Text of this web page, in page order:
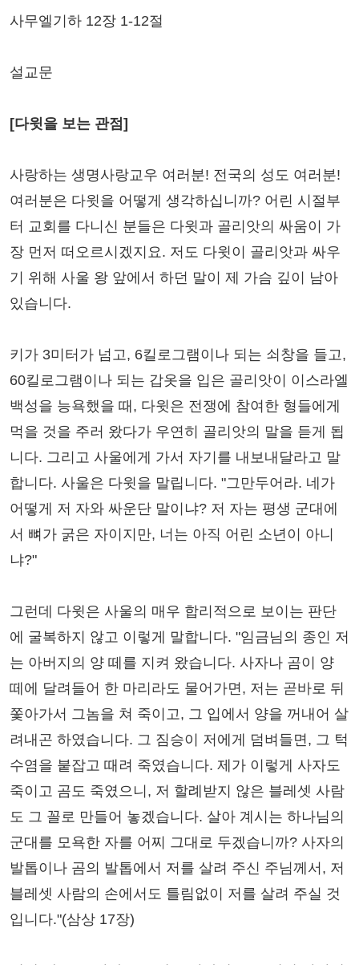
사무엘기하 12장 1-12절
설교문
[다윗을 보는 관점]
사랑하는 생명사랑교우 여러분! 전국의 성도 여러분!
여러분은 다윗을 어떻게 생각하십니까? 어린 시절부
터 교회를 다니신 분들은 다윗과 골리앗의 싸움이 가
장 먼저 떠오르시겠지요. 저도 다윗이 골리앗과 싸우
기 위해 사울 왕 앞에서 하던 말이 제 가슴 깊이 남아
있습니다.
키가 3미터가 넘고, 6킬로그램이나 되는 쇠창을 들고,
60킬로그램이나 되는 갑옷을 입은 골리앗이 이스라엘
백성을 능욕했을 때, 다윗은 전쟁에 참여한 형들에게
먹을 것을 주러 왔다가 우연히 골리앗의 말을 듣게 됩
니다. 그리고 사울에게 가서 자기를 내보내달라고 말
합니다. 사울은 다윗을 말립니다. "그만두어라. 네가
어떻게 저 자와 싸운단 말이냐? 저 자는 평생 군대에
서 뼈가 굵은 자이지만, 너는 아직 어린 소년이 아니
냐?"
그런데 다윗은 사울의 매우 합리적으로 보이는 판단
에 굴복하지 않고 이렇게 말합니다. "임금님의 종인 저
는 아버지의 양 떼를 지켜 왔습니다. 사자나 곰이 양
떼에 달려들어 한 마리라도 물어가면, 저는 곧바로 뒤
쫓아가서 그놈을 쳐 죽이고, 그 입에서 양을 꺼내어 살
려내곤 하였습니다. 그 짐승이 저에게 덤벼들면, 그 턱
수염을 붙잡고 때려 죽였습니다. 제가 이렇게 사자도
죽이고 곰도 죽였으니, 저 할례받지 않은 블레셋 사람
도 그 꼴로 만들어 놓겠습니다. 살아 계시는 하나님의
군대를 모욕한 자를 어찌 그대로 두겠습니까? 사자의
발톱이나 곰의 발톱에서 저를 살려 주신 주님께서, 저
블레셋 사람의 손에서도 틀림없이 저를 살려 주실 것
입니다."(삼상 17장)